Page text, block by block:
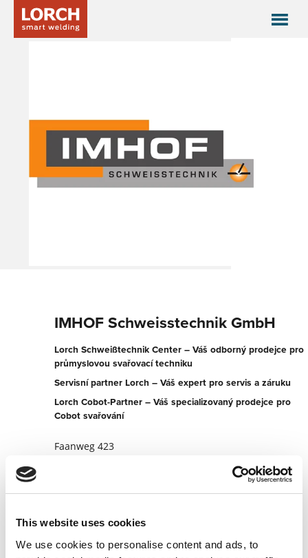
This website uses cookies
We use cookies to personalise content and ads, to
IMHOF Schweisstechnik GmbH
Lorch Schweißtechnik Center – Váš odborný prodejce pro
průmyslovou svařovací techniku
Servisní partner Lorch – Váš expert pro servis a záruku
Lorch Cobot-Partner – Váš specializovaný prodejce pro
Cobot svařování
Faanweg 423